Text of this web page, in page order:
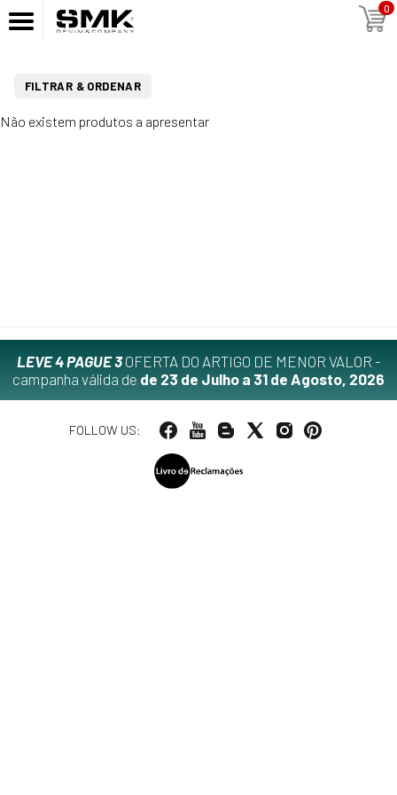
0
FILTRAR & ORDENAR
Não existem produtos a apresentar
LEVE 4 PAGUE 3OFERTA DO ARTIGO DE MENOR VALOR -
campanha válida de de 23 de Julho a 31 de Agosto, 2026
FOLLOW US: